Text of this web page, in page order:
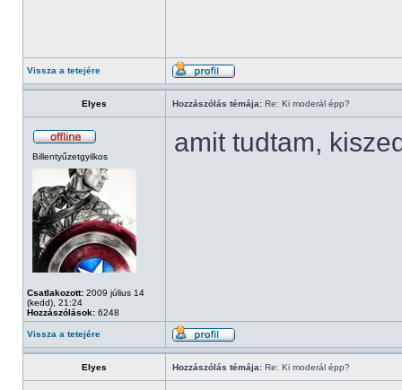
Vissza a tetejére
Elyes Hozzászólás témája: Re: Ki moderál épp?
Billentyűzetgyilkos
Csatlakozott: 2009 július 14
(kedd), 21:24
Hozzászólások: 6248
amit tudtam,
Vissza a tetejére
Elyes Hozzászólás témája: Re: Ki moderál épp?